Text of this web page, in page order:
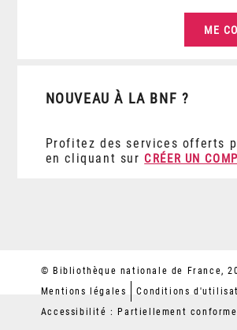
NOUVEAU À LA BNF ?
Profitez des services offerts
en cliquant sur CRÉER UN
© Bibliothèque nationale de France,
Mentions légales
Conditions
Accessibilité : Partiellement conforme